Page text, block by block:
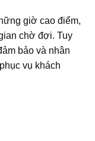
giờ cao điểm,
chờ đợi. Tuy
bảo và nhân
vụ khách